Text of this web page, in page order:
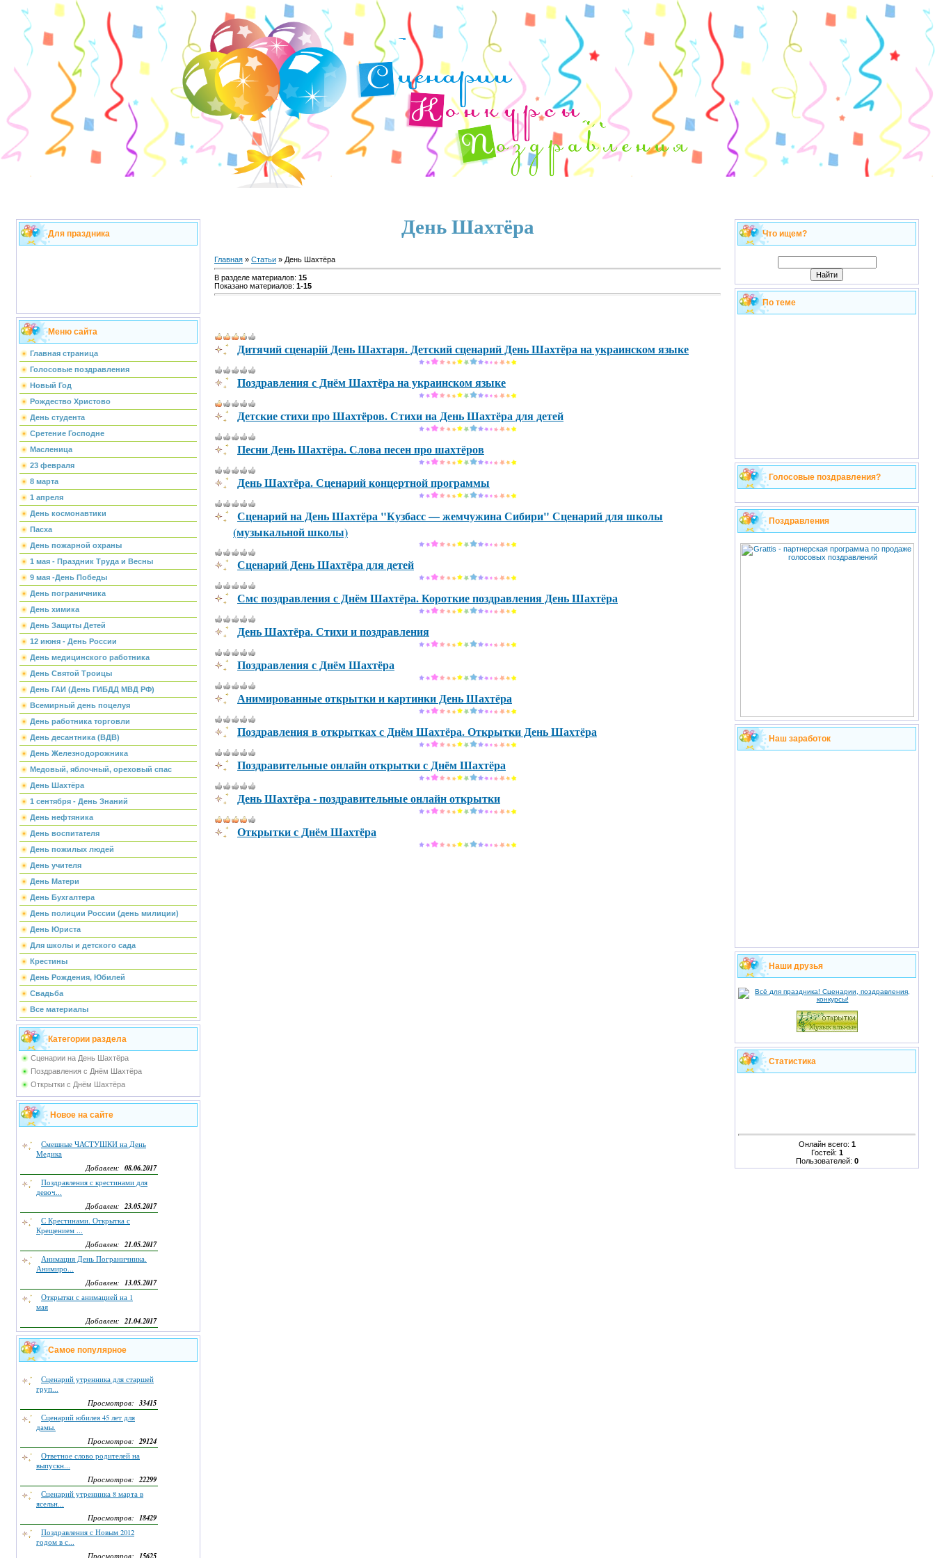
Для праздника
Меню сайта
Главная страница
Голосовые поздравления
Новый Год
Рождество Христово
День студента
Сретение Господне
Масленица
23 февраля
8 марта
1 апреля
День космонавтики
Пасха
День пожарной охраны
1 мая - Праздник Труда и Весны
9 мая -День Победы
День пограничника
День химика
День Защиты Детей
12 июня - День России
День медицинского работника
День Святой Троицы
День ГАИ (День ГИБДД МВД РФ)
Всемирный день поцелуя
День работника торговли
День десантника (ВДВ)
День Железнодорожника
Медовый, яблочный, ореховый спас
День Шахтёра
1 сентября - День Знаний
День нефтяника
День воспитателя
День пожилых людей
День учителя
День Матери
День Бухгалтера
День полиции России (день милиции)
День Юриста
Для школы и детского сада
Крестины
День Рождения, Юбилей
Свадьба
Все материалы
Категории раздела
Сценарии на День Шахтёра
Поздравления с Днём Шахтёра
Открытки с Днём Шахтёра
Новое на сайте
Смешные ЧАСТУШКИ на День
Медика
Добавлен: 08.06.2017
Поздравления с крестинами для
девоч...
Добавлен:23.05.2017
С Крестинами. Открытка с
Крещением ...
Добавлен:21.05.2017
Анимация День Пограничника.
Анимиро...
Добавлен: 13.05.2017
Открытки с анимацией на 1
мая
Добавлен:21.04.2017
Самое популярное
Сценарий утренника для старшей
груп...
Просмотров: 33415
Сценарий юбилея 45 лет для
дамы.
Просмотров:29124
Ответное слово родителей на
выпускн...
Просмотров:22299
Сценарий утренника 8 марта в
ясельн...
Просмотров: 18429
Поздравления с Новым 2012
годом в с...
Просмотров: 15625
День Шахтёра
Главная » Статьи » День Шахтёра
В разделе материалов: 15
Показано материалов: 1-15
Дитячий сценарій День Шахтаря. Детский сценарий День Шахтёра на украинском языке
Поздравления с Днём Шахтёра на украинском языке
Детские стихи про Шахтёров. Стихи на День Шахтёра для детей
Песни День Шахтёра. Слова песен про шахтёров
День Шахтёра. Сценарий концертной программы
Сценарий на День Шахтёра "Кузбасс — жемчужина Сибири" Сценарий для школы
(музыкальной школы)
Сценарий День Шахтёра для детей
Смс поздравления с Днём Шахтёра. Короткие поздравления День Шахтёра
День Шахтёра. Стихи и поздравления
Поздравления с Днём Шахтёра
Анимированные открытки и картинки День Шахтёра
Поздравления в открытках с Днём Шахтёра. Открытки День Шахтёра
Поздравительные онлайн открытки с Днём Шахтёра
День Шахтёра - поздравительные онлайн открытки
Открытки с Днём Шахтёра
Что ищем?
По теме
Голосовые поздравления?
Поздравления
Наш заработок
Наши друзья
Статистика
Онлайн всего: 1
Гостей: 1
Пользователей: 0